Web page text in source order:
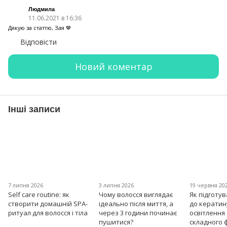
Людмила
11.06.2021 в 16:36
Дякую за статтю, Зая 💙
Відповісти
Новий коментар
Інші записи
7 липня 2026
Self care routine: як
створити домашній SPA-
ритуал для волосся і тіла
3 липня 2026
Чому волосся виглядає
ідеально після миття, а
через 3 години починає
пушитися?
19 червня
Як
до
складного